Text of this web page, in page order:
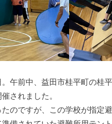
午前中、益田市桂平町の桂
されました。
のですが、この学校が指定